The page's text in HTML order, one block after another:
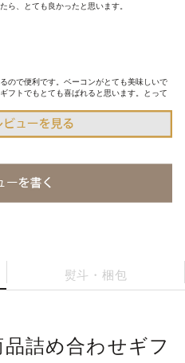
ら、とても良かったと思います。
ので便利です。ベーコンがとても美味しいで
フトでもとても喜ばれると思います。とって
熨斗・梱包
詰め合わせギフ